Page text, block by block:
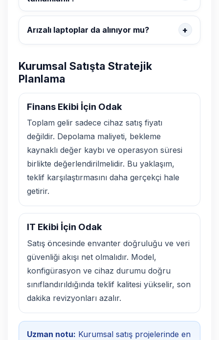
Arızalı laptoplar da alınıyor mu?
Kurumsal Satışta Stratejik
Planlama
Finans Ekibi İçin Odak
Toplam gelir sadece cihaz satış fiyatı
değildir. Depolama maliyeti, bekleme
kaynaklı değer kaybı ve operasyon süresi
birlikte değerlendirilmelidir. Bu yaklaşım,
teklif karşılaştırmasını daha gerçekçi hale
getirir.
IT Ekibi İçin Odak
Satış öncesinde envanter doğruluğu ve veri
güvenliği akışı net olmalıdır. Model,
konfigürasyon ve cihaz durumu doğru
sınıflandırıldığında teklif kalitesi yükselir, son
dakika revizyonları azalır.
Uzman notu: Kurumsal satış projelerinde en